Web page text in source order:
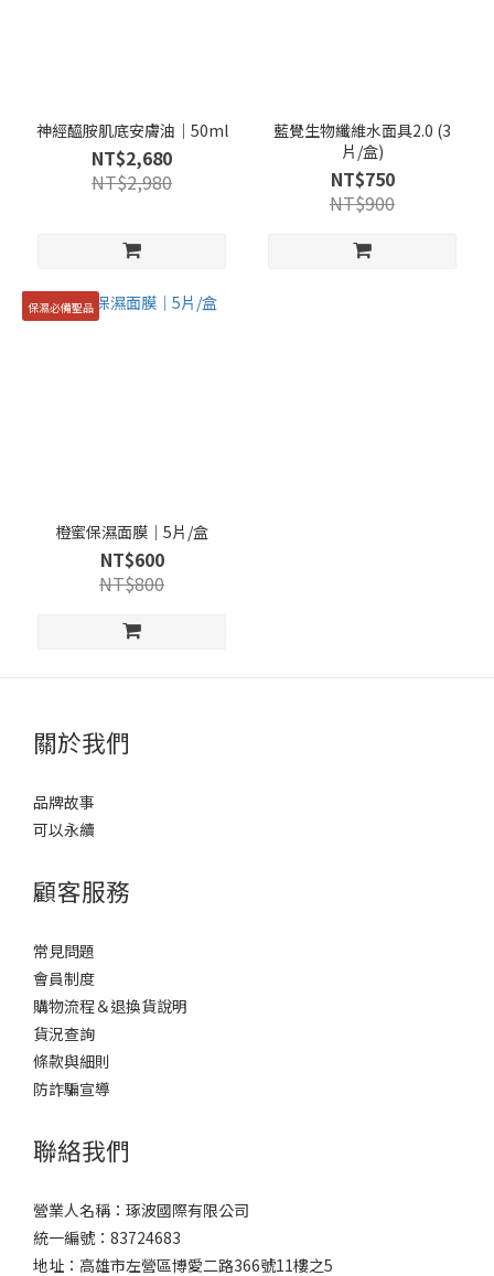
神經醯胺肌底安膚油｜50ml
NT$2,680
NT$2,980
藍覺生物纖維水面具2.0 (3
片/盒)
NT$750
NT$900
保濕必備聖品
橙蜜保濕面膜｜5片/盒
NT$600
NT$800
關於我們
品牌故事
可以永續
顧客服務
常見問題
會員制度
購物流程＆退換貨說明
貨況查詢
條款與細則
防詐騙宣導
聯絡我們
營業人名稱：琢波國際有限公司
統一編號：83724683
地址：高雄市左營區博愛二路366號11樓之5